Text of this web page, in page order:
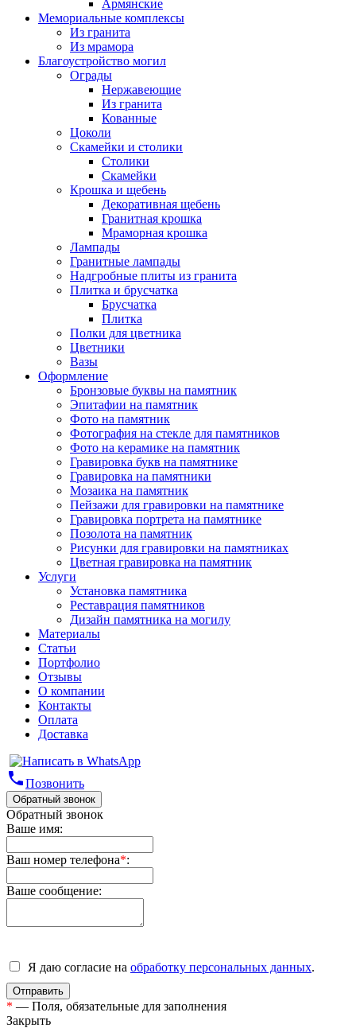
Армянские
Мемориальные комплексы
Из гранита
Из мрамора
Благоустройство могил
Ограды
Нержавеющие
Из гранита
Кованные
Цоколи
Скамейки и столики
Столики
Скамейки
Крошка и щебень
Декоративная щебень
Гранитная крошка
Мраморная крошка
Лампады
Гранитные лампады
Надгробные плиты из гранита
Плитка и брусчатка
Брусчатка
Плитка
Полки для цветника
Цветники
Вазы
Оформление
Бронзовые буквы на памятник
Эпитафии на памятник
Фото на памятник
Фотография на стекле для памятников
Фото на керамике на памятник
Гравировка букв на памятнике
Гравировка на памятники
Мозаика на памятник
Пейзажи для гравировки на памятнике
Гравировка портрета на памятнике
Позолота на памятник
Рисунки для гравировки на памятниках
Цветная гравировка на памятник
Услуги
Установка памятника
Реставрация памятников
Дизайн памятника на могилу
Материалы
Статьи
Портфолио
Отзывы
О компании
Контакты
Оплата
Доставка
phoneПозвонить
Обратный звонок
Обратный звонок
Ваше имя:
Ваш номер телефона*:
Ваше сообщение:
Я даю согласие на обработку персональных данных.
* — Поля, обязательные для заполнения
Закрыть